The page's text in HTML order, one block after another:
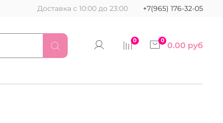
Доставка с 10:00 до 23:00 +7(965) 176-32-05
0 0 0.00 руб